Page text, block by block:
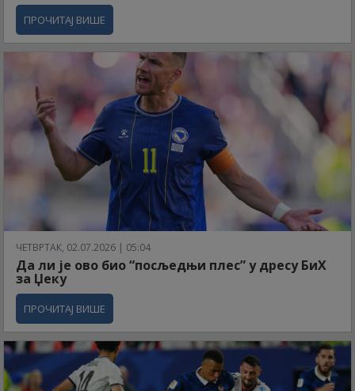
ПРОЧИТАЈ ВИШЕ
ЧЕТВРТАК, 02.07.2026 | 05:04
Да ли је ово био “посљедњи плес” у дресу БиХ
за Џеку
ПРОЧИТАЈ ВИШЕ